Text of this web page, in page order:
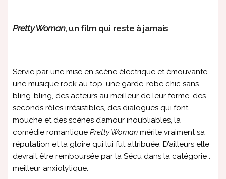
Pretty Woman, un film qui reste à jamais
Servie par une mise en scène électrique et émouvante,
une musique rock au top, une garde-robe chic sans
bling-bling, des acteurs au meilleur de leur forme, des
seconds rôles irrésistibles, des dialogues qui font
mouche et des scènes d’amour inoubliables, la
comédie romantique Pretty Woman mérite vraiment sa
réputation et la gloire qui lui fut attribuée. D’ailleurs elle
devrait être remboursée par la Sécu dans la catégorie :
meilleur anxiolytique.